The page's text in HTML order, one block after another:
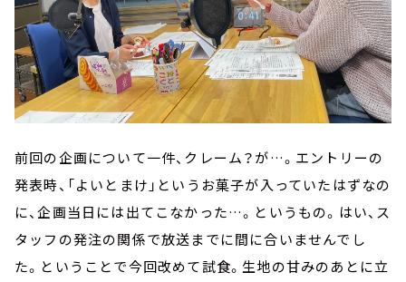
前回の企画について一件、クレーム？が…。エントリーの
発表時、「よいとまけ」というお菓子が入っていたはずなの
に、企画当日には出てこなかった…。というもの。はい、ス
タッフの発注の関係で放送までに間に合いませんでし
た。ということで今回改めて試食。生地の甘みのあとに立